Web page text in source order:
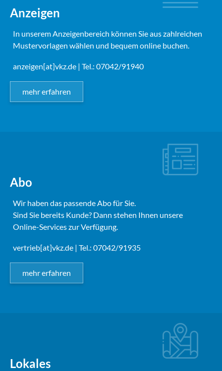
Anzeigen
In unserem Anzeigenbereich können Sie aus zahlreichen
Mustervorlagen wählen und bequem online buchen.
anzeigen[at]vkz.de | Tel.: 07042/91940
mehr erfahren
Abo
Wir haben das passende Abo für Sie.
Sind Sie bereits Kunde? Dann stehen Ihnen unsere
Online-Services zur Verfügung.
vertrieb[at]vkz.de | Tel.: 07042/91935
mehr erfahren
Lokales